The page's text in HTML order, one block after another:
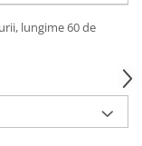
lungime 60 de